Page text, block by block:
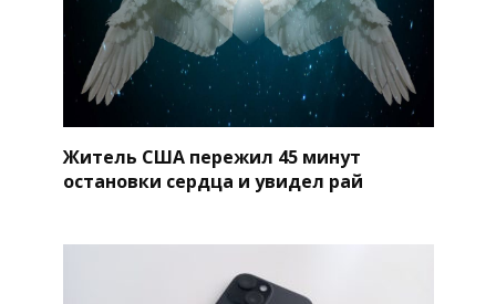
Житель США пережил 45 минут
остановки сердца и увидел рай